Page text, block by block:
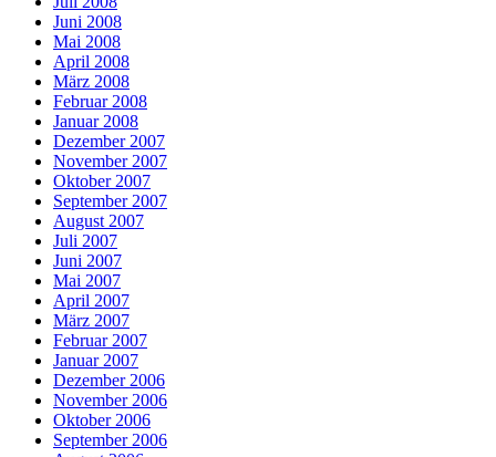
Juni 2008
Mai 2008
April 2008
März 2008
Februar 2008
Januar 2008
Dezember 2007
November 2007
Oktober 2007
September 2007
August 2007
Juli 2007
Juni 2007
Mai 2007
April 2007
März 2007
Februar 2007
Januar 2007
Dezember 2006
November 2006
Oktober 2006
September 2006